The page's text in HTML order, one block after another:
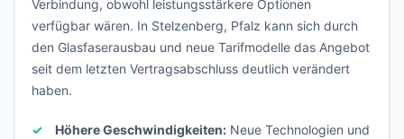
Verbindung, obwohl leistungsstärkere Optionen
verfügbar wären. In Stelzenberg, Pfalz kann sich durch
den Glasfaserausbau und neue Tarifmodelle das Angebot
seit dem letzten Vertragsabschluss deutlich verändert
haben.
Höhere Geschwindigkeiten: Neue Technologien und